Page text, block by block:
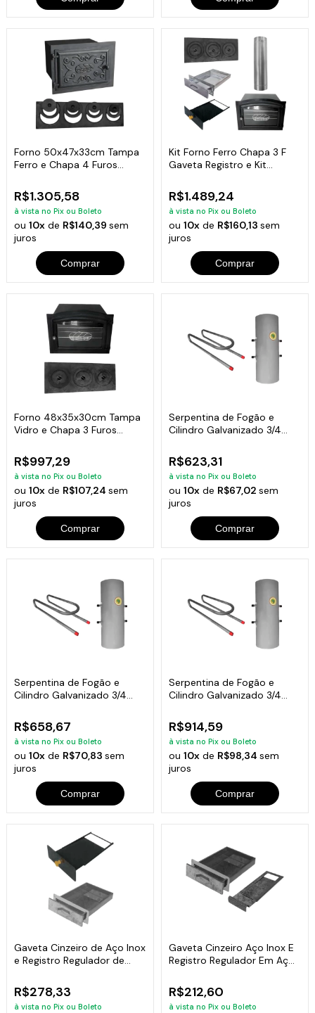
Forno 50x47x33cm Tampa
Ferro e Chapa 4 Furos
R$1.305,58
à vista no Pix ou Boleto
ou10x de R$140,39sem
juros
Comprar
Kit Forno Ferro Chapa 3 F
Gaveta Registro e Kit
R$1.489,24
à vista no Pix ou Boleto
ou 10xde R$160,13 sem
juros
Comprar
Forno 48x35x30cm Tampa
Vidro e Chapa 3 Furos
R$997,29
à vista no Pix ou Boleto
ou10x de R$107,24sem
juros
Comprar
Serpentina de Fogão e
Cilindro Galvanizado 3/4
R$623,31
à vista no Pix ou Boleto
ou 10xde R$67,02 sem
juros
Comprar
Serpentina de Fogão e
Cilindro Galvanizado 3/4
R$658,67
à vista no Pix ou Boleto
ou10x de R$70,83sem
juros
Comprar
Serpentina de Fogão e
Cilindro Galvanizado 3/4
R$914,59
à vista no Pix ou Boleto
ou 10xde R$98,34 sem
juros
Comprar
Gaveta Cinzeiro de Aço Inox
e Registro Regulador de
R$278,33
à vista no Pix ou Boleto
Gaveta Cinzeiro Aço Inox E
Registro Regulador Em Aço
R$212,60
à vista no Pix ou Boleto